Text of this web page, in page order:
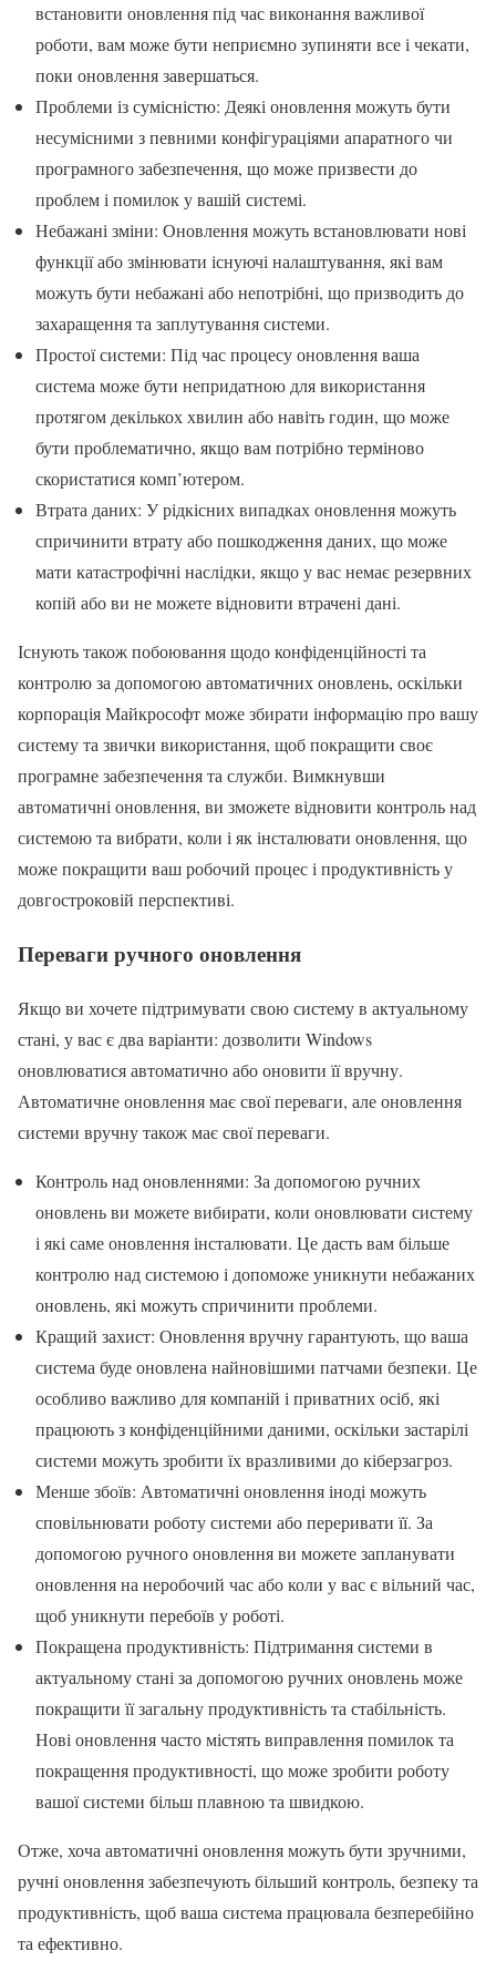
встановити оновлення під час виконання важливої
роботи, вам може бути неприємно зупиняти все і чекати,
поки оновлення завершаться.
Проблеми із сумісністю: Деякі оновлення можуть бути
несумісними з певними конфігураціями апаратного чи
програмного забезпечення, що може призвести до
проблем і помилок у вашій системі.
Небажані зміни: Оновлення можуть встановлювати нові
функції або змінювати існуючі налаштування, які вам
можуть бути небажані або непотрібні, що призводить до
захаращення та заплутування системи.
Простої системи: Під час процесу оновлення ваша
система може бути непридатною для використання
протягом декількох хвилин або навіть годин, що може
бути проблематично, якщо вам потрібно терміново
скористатися комп’ютером.
Втрата даних: У рідкісних випадках оновлення можуть
спричинити втрату або пошкодження даних, що може
мати катастрофічні наслідки, якщо у вас немає резервних
копій або ви не можете відновити втрачені дані.
Існують також побоювання щодо конфіденційності та
контролю за допомогою автоматичних оновлень, оскільки
корпорація Майкрософт може збирати інформацію про вашу
систему та звички використання, щоб покращити своє
програмне забезпечення та служби. Вимкнувши
автоматичні оновлення, ви зможете відновити контроль над
системою та вибрати, коли і як інсталювати оновлення, що
може покращити ваш робочий процес і продуктивність у
довгостроковій перспективі.
Переваги ручного оновлення
Якщо ви хочете підтримувати свою систему в актуальному
стані, у вас є два варіанти: дозволити Windows
оновлюватися автоматично або оновити її вручну.
Автоматичне оновлення має свої переваги, але оновлення
системи вручну також має свої переваги.
Контроль над оновленнями: За допомогою ручних
оновлень ви можете вибирати, коли оновлювати систему
і які саме оновлення інсталювати. Це дасть вам більше
контролю над системою і допоможе уникнути небажаних
оновлень, які можуть спричинити проблеми.
Кращий захист: Оновлення вручну гарантують, що ваша
система буде оновлена найновішими патчами безпеки. Це
особливо важливо для компаній і приватних осіб, які
працюють з конфіденційними даними, оскільки застарілі
системи можуть зробити їх вразливими до кіберзагроз.
Менше збоїв: Автоматичні оновлення іноді можуть
сповільнювати роботу системи або переривати її. За
допомогою ручного оновлення ви можете запланувати
оновлення на неробочий час або коли у вас є вільний час,
щоб уникнути перебоїв у роботі.
Покращена продуктивність: Підтримання системи в
актуальному стані за допомогою ручних оновлень може
покращити її загальну продуктивність та стабільність.
Нові оновлення часто містять виправлення помилок та
покращення продуктивності, що може зробити роботу
вашої системи більш плавною та швидкою.
Отже, хоча автоматичні оновлення можуть бути зручними,
ручні оновлення забезпечують більший контроль, безпеку та
продуктивність, щоб ваша система працювала безперебійно
та ефективно.